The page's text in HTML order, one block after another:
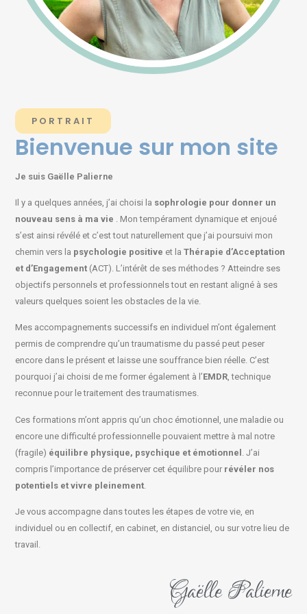
PORTRAIT
Bienvenue sur mon site
Je suis Gaëlle Palierne
Il y a quelques années, j’ai choisi la sophrologie pour donner un
nouveau sens à ma vie . Mon tempérament dynamique et enjoué
s’est ainsi révélé et c’est tout naturellement que j’ai poursuivi mon
chemin vers la psychologie positive et laThérapie d’Acceptation
et d’Engagement (ACT). L’intérêt de ses méthodes ? Atteindre ses
objectifs personnels et professionnels tout en restant aligné à ses
valeurs quelques soient les obstacles de la vie.
Mes accompagnements successifs en individuel m’ont également
permis de comprendre qu’un traumatisme du passé peut peser
encore dans le présent et laisse une souffrance bien réelle. C’est
pourquoi j’ai choisi de me former également à l’EMDR, technique
reconnue pour le traitement des traumatismes.
Ces formations m’ont appris qu’un choc émotionnel, une maladie ou
encore une difficulté professionnelle pouvaient mettre à mal notre
(fragile) équilibre physique, psychique et émotionnel . J’ai
compris l’importance de préserver cet équilibre pour révéler nos
potentiels et vivre pleinement
Je vous accompagne dans toutes les étapes de votre vie, en
individuel ou en collectif, en cabinet, en distanciel, ou sur votre lieu de
travail.
Gaëlle Palierne